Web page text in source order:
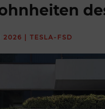
2026 | TESLA-FSD